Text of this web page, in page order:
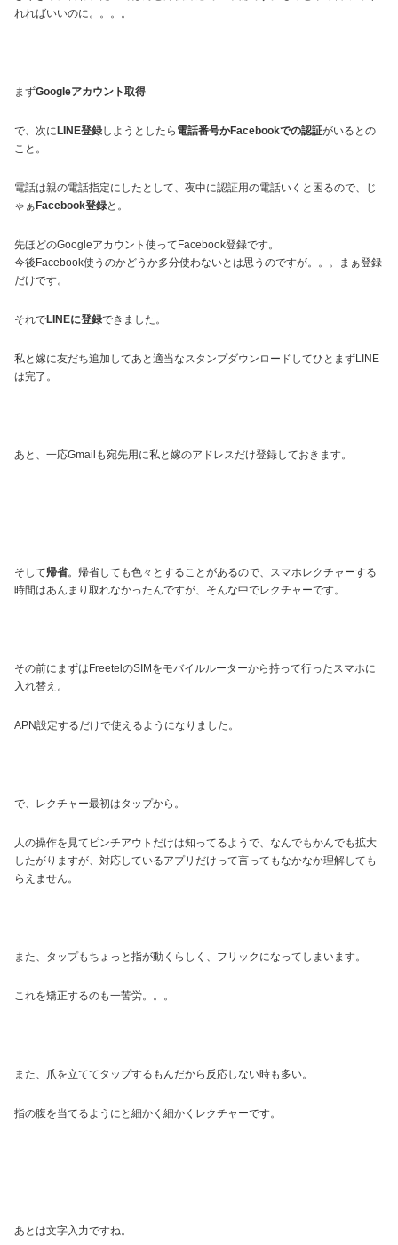
れればいいのに。。。。
まずGoogleアカウント取得
で、次に LINE登録しようとしたら 電話番号かFacebookでの認証がいるとの
こと。
電話は親の電話指定にしたとして、夜中に認証用の電話いくと困るので、じ
ゃぁ Facebook登録と。
先ほどのGoogleアカウント使ってFacebook登録です。
今後Facebook使うのかどうか多分使わないとは思うのですが。。。まぁ登録
だけです。
それでLINEに登録できました。
私と嫁に友だち追加してあと適当なスタンプダウンロードしてひとまずLINE
は完了。
あと、一応Gmailも宛先用に私と嫁のアドレスだけ登録しておきます。
そして帰省。帰省しても色々とすることがあるので、スマホレクチャーする
時間はあんまり取れなかったんですが、そんな中でレクチャーです。
その前にまずはFreetelのSIMをモバイルルーターから持って行ったスマホに
入れ替え。
APN設定するだけで使えるようになりました。
で、レクチャー最初はタップから。
人の操作を見てピンチアウトだけは知ってるようで、なんでもかんでも拡大
したがりますが、対応しているアプリだけって言ってもなかなか理解しても
らえません。
また、タップもちょっと指が動くらしく、フリックになってしまいます。
これを矯正するのも一苦労。。。
また、爪を立ててタップするもんだから反応しない時も多い。
指の腹を当てるようにと細かく細かくレクチャーです。
あとは文字入力ですね。